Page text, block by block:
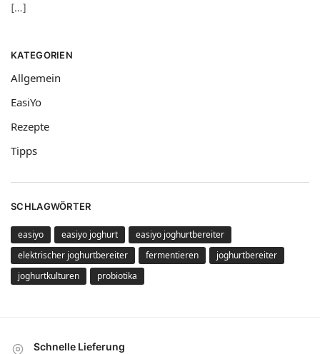
[…]
KATEGORIEN
Allgemein
EasiYo
Rezepte
Tipps
SCHLAGWÖRTER
easiyo easiyo joghurt
easiyo joghurtbereiter
elektrischer joghurtbereiter
fermentieren
joghurtbereiter
joghurtkulturen
probiotika
Schnelle Lieferung